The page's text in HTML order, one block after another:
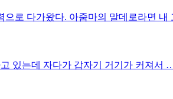
으로 다가왔다. 아줌마의 말데로라면
있는데 자다가 갑자기 거기가 커져서